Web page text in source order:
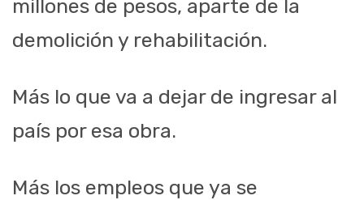
millones de pesos, aparte de la
demolición y rehabilitación.
Más lo que va a dejar de ingresar al
país por esa obra.
Más los empleos que ya se